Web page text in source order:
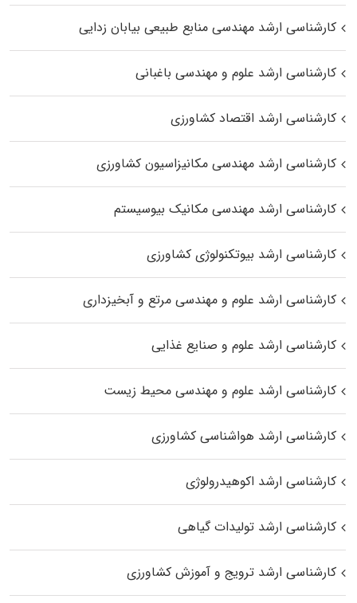
کارشناسی ارشد مهندسی منابع طبیعی بیابان زدایی
کارشناسی ارشد علوم و مهندسی باغبانی
کارشناسی ارشد اقتصاد کشاورزی
کارشناسی ارشد مهندسی مکانیزاسیون کشاورزی
کارشناسی ارشد مهندسی مکانیک بیوسیستم
کارشناسی ارشد بیوتکنولوژی کشاورزی
کارشناسی ارشد علوم و مهندسی مرتع و آبخیزداری
کارشناسی ارشد علوم و صنایع غذایی
کارشناسی ارشد علوم و مهندسی محیط زیست
کارشناسی ارشد هواشناسی کشاورزی
کارشناسی ارشد اکوهیدرولوژی
کارشناسی ارشد تولیدات گیاهی
کارشناسی ارشد ترویج و آموزش کشاورزی